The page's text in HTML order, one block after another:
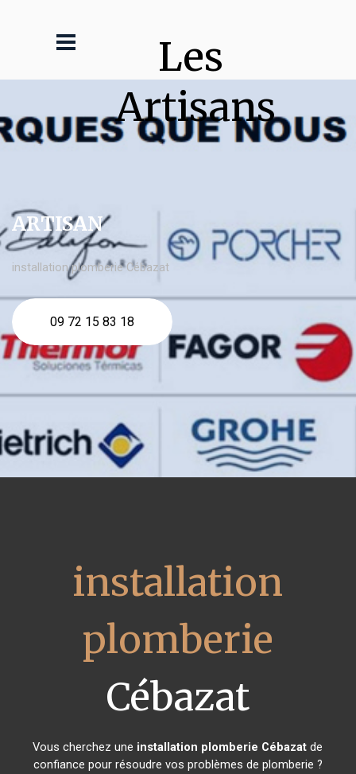
Les
Artisans
ARTISAN
installation plomberie Cébazat
09 72 15 83 18
installation
plomberie
Cébazat
Vous cherchez une installation plomberie Cébazat de
confiance pour résoudre vos problèmes de plomberie ?